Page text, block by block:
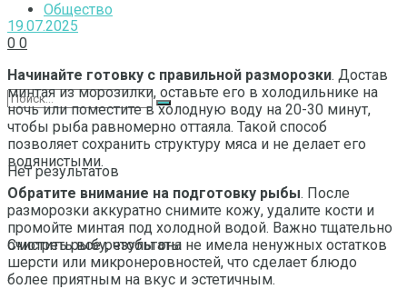
Общество
Нет результатов
Смотреть все результаты
19.07.2025
0 0
Начинайте готовку с правильной разморозки. Достав
минтая из морозилки, оставьте его в холодильнике на
ночь или поместите в холодную воду на 20-30 минут,
чтобы рыба равномерно оттаяла. Такой способ
позволяет сохранить структуру мяса и не делает его
водянистыми.
Обратите внимание на подготовку рыбы. После
разморозки аккуратно снимите кожу, удалите кости и
промойте минтая под холодной водой. Важно тщательно
очистить рыбу, чтобы она не имела ненужных остатков
шерсти или микронеровностей, что сделает блюдо
более приятным на вкус и эстетичным.